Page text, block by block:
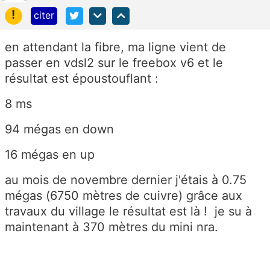
!
citer
en attendant la fibre, ma ligne vient de
passer en vdsl2 sur le freebox v6 et le
résultat est époustouflant :
8 ms
94 mégas en down
16 mégas en up
au mois de novembre dernier j'étais à 0.75
mégas (6750 mètres de cuivre) grâce aux
travaux du village le résultat est là ! je su à
maintenant à 370 mètres du mini nra.